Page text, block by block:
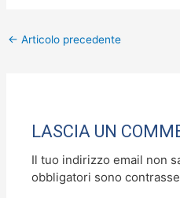
e
o
k
o
n
l
← Articolo precedente
LASCIA UN
Il tuo indirizzo email non
obbligatori sono